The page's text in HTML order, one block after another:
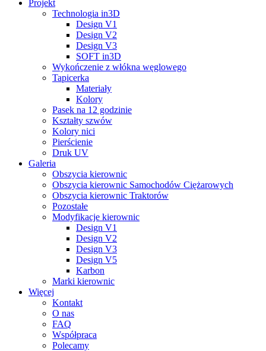
Projekt
Technologia in3D
Design V1
Design V2
Design V3
SOFT in3D
Wykończenie z włókna węglowego
Tapicerka
Materiały
Kolory
Pasek na 12 godzinie
Kształty szwów
Kolory nici
Pierścienie
Druk UV
Galeria
Obszycia kierownic
Obszycia kierownic Samochodów Ciężarowych
Obszycia kierownic Traktorów
Pozostałe
Modyfikacje kierownic
Design V1
Design V2
Design V3
Design V5
Karbon
Marki kierownic
Więcej
Kontakt
O nas
FAQ
Współpraca
Polecamy